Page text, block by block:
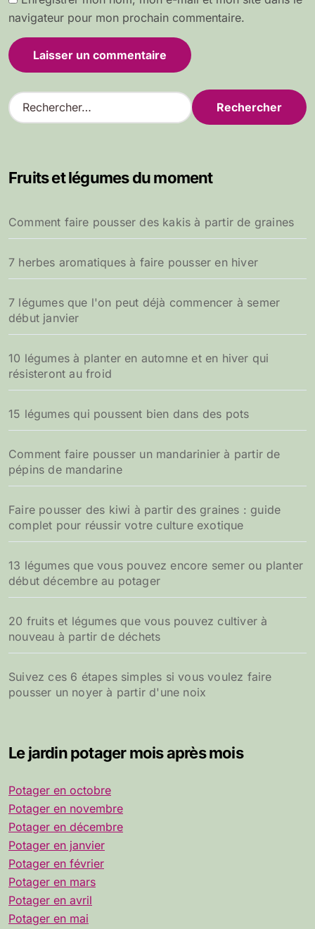
navigateur pour mon prochain commentaire.
R
e
r
e
r
:
Fruits et légumes du moment
Comment faire pousser des kakis à partir de graines
7 herbes aromatiques à faire pousser en hiver
7 légumes que l'on peut déjà commencer à semer
début janvier
10 légumes à planter en automne et en hiver qui
résisteront au froid
15 légumes qui poussent bien dans des pots
Comment faire pousser un mandarinier à partir de
pépins de mandarine
Faire pousser des kiwi à partir des graines : guide
complet pour réussir votre culture exotique
13 légumes que vous pouvez encore semer ou planter
début décembre au potager
20 fruits et légumes que vous pouvez cultiver à
nouveau à partir de déchets
Suivez ces 6 étapes simples si vous voulez faire
pousser un noyer à partir d'une noix
Le jardin potager mois après mois
Potager en octobre
Potager en novembre
Potager en décembre
Potager en janvier
Potager en février
Potager en mars
Potager en avril
Potager en mai